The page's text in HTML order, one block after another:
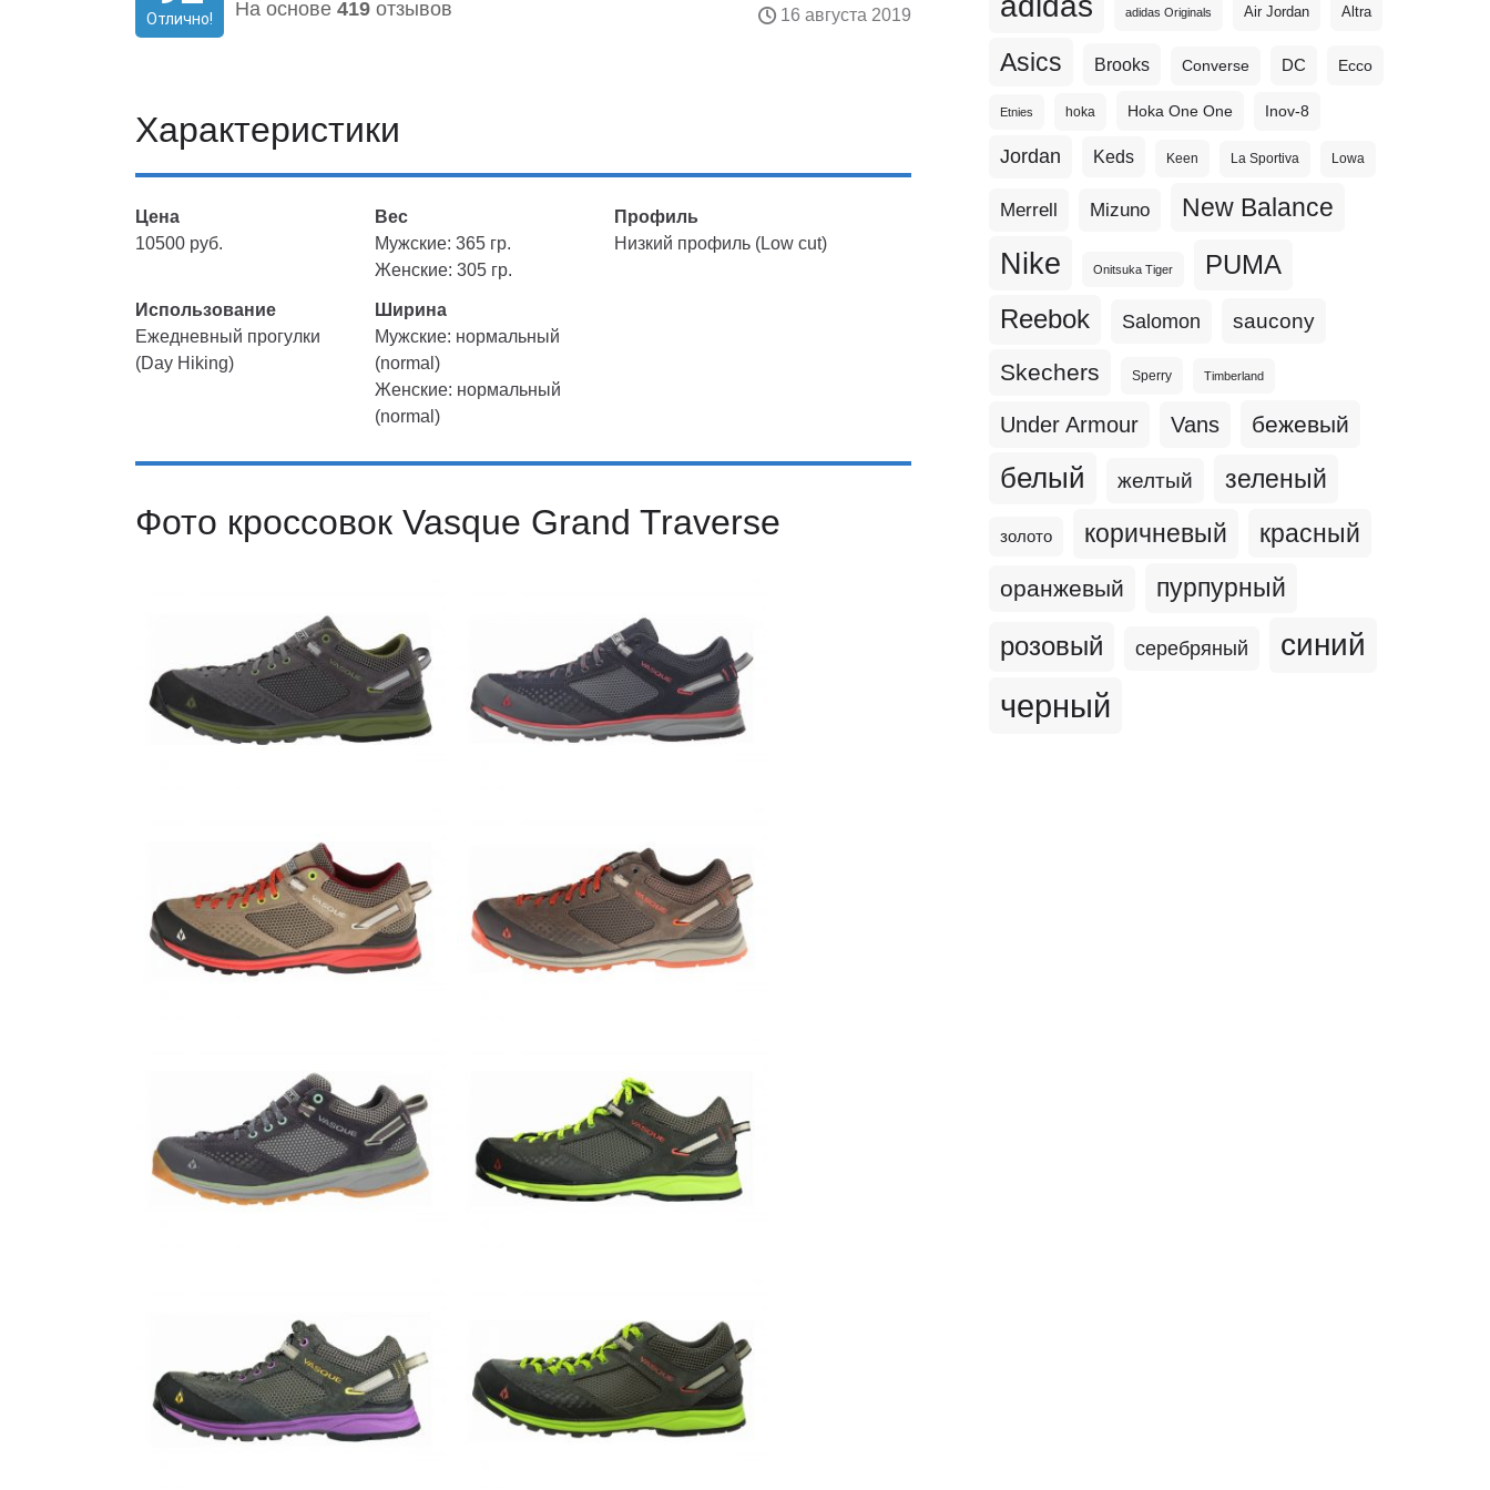
Отлично! На основе 419 отзывов 16 августа 2019
Характеристики
Цена
10500 руб.
Вес
Мужские: 365 гр.
Женские: 305 гр.
Профиль
Низкий профиль (Low cut)
Использование
Ежедневный прогулки
(Day Hiking)
Ширина
Мужские: нормальный
(normal)
Женские: нормальный
(normal)
Фото кроссовок Vasque Grand Traverse
adidas Originals Air Jordan Altra
Asics Brooks Converse DC Ecco
Etnies hoka Hoka One One Inov-8
Jordan Keds Keen La Sportiva Lowa
Merrell Mizuno New Balance
Nike Onitsuka Tiger PUMA
Reebok Salomon saucony
Skechers Sperry Timberland
Under Armour Vans бежевый
белый желтый зеленый
золото коричневый красный
оранжевый пурпурный
розовый серебряный синий
черный